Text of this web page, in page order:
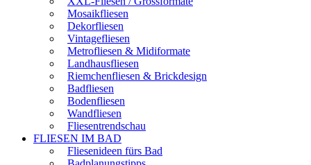
Mosaikfliesen
Dekorfliesen
Vintagefliesen
Metrofliesen & Midiformate
Landhausfliesen
Riemchenfliesen & Brickdesign
Badfliesen
Bodenfliesen
Wandfliesen
Fliesentrendschau
FLIESEN IM BAD
Fliesenideen fürs Bad